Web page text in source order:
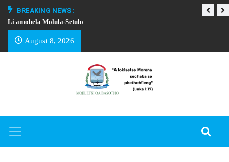
BREAKING NEWS :
Li amohela Molula-Setulo
August 8, 2026